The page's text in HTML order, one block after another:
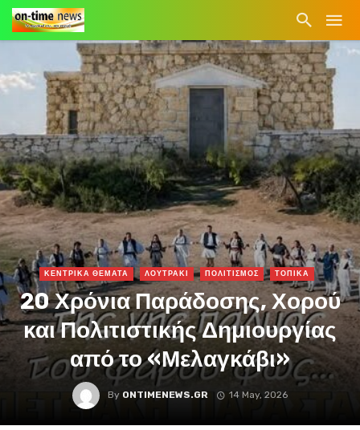
ΚΕΝΤΡΙΚΑ ΘΕΜΑΤΑ ΛΟΥΤΡΑΚΙ ΠΟΛΙΤΙΣΜΟΣ ΤΟΠΙΚΑ
20 Χρόνια Παράδοσης, Χορού
και Πολιτιστικής Δημιουργίας
από το «Μελαγκάβι»
By ONTIMENEWS.GR 14 May, 2026